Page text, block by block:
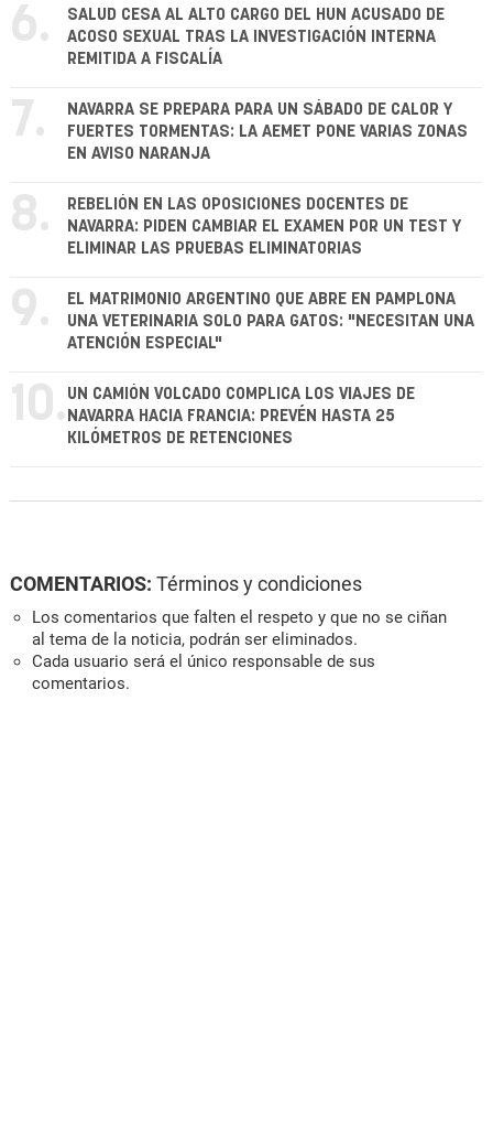
6.
SALUD CESA AL ALTO CARGO DEL HUN ACUSADO DE
ACOSO SEXUAL TRAS LA INVESTIGACIÓN INTERNA
REMITIDA A FISCALÍA
7.
NAVARRA SE PREPARA PARA UN SÁBADO DE CALOR Y
FUERTES TORMENTAS: LA AEMET PONE VARIAS ZONAS
EN AVISO NARANJA
8.
REBELIÓN EN LAS OPOSICIONES DOCENTES DE
NAVARRA: PIDEN CAMBIAR EL EXAMEN POR UN TEST Y
ELIMINAR LAS PRUEBAS ELIMINATORIAS
9.
EL MATRIMONIO ARGENTINO QUE ABRE EN PAMPLONA
UNA VETERINARIA SOLO PARA GATOS: "NECESITAN UNA
ATENCIÓN ESPECIAL"
10. UN CAMIÓN VOLCADO COMPLICA LOS VIAJES DE
NAVARRA HACIA FRANCIA: PREVÉN HASTA 25
KILÓMETROS DE RETENCIONES
COMENTARIOS: Términos y condiciones
Los comentarios que falten el respeto y que no se ciñan
al tema de la noticia, podrán ser eliminados.
Cada usuario será el único responsable de sus
comentarios.